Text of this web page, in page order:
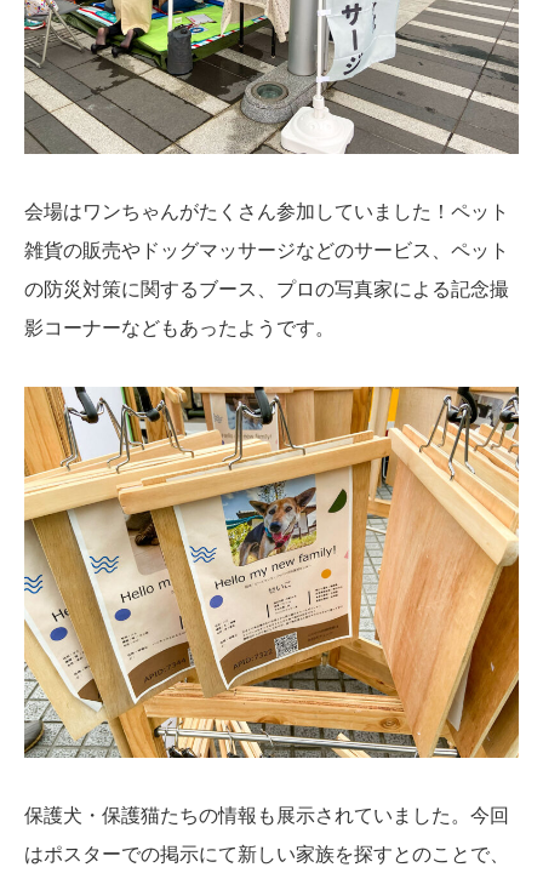
会場はワンちゃんがたくさん参加していました！ペット
雑貨の販売やドッグマッサージなどのサービス、ペット
の防災対策に関するブース、プロの写真家による記念撮
影コーナーなどもあったようです。
保護犬・保護猫たちの情報も展示されていました。今回
はポスターでの掲示にて新しい家族を探すとのことで、